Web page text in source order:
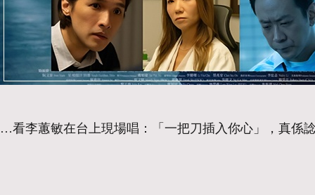
…看李蕙敏在台上現場唱：「一把刀插入你心」，真係